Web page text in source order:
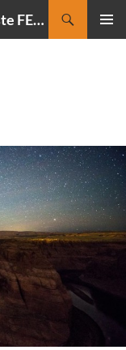
CIELMANIA : le blog de Jean-Baptiste FELDMANN, photographe du ciel